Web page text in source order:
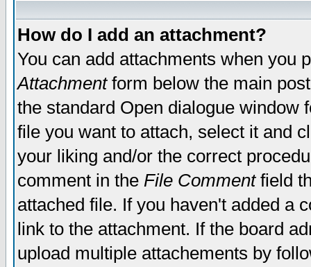
How do I add an attachment?
You can add attachments when you
Attachmentform below the main
the standard Open dialogue window
file you want to attach, select it and
your liking and/or the correct
comment in the File Commentfield
attached file. If you haven't added a
link to the attachment. If the board
upload multiple attachements by